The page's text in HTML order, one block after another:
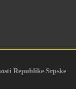
Republike Srpske